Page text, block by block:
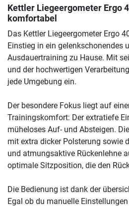
Kettler Liegeergometer Ergo
komfortabel
Das Kettler Liegeergometer Ergo
Einstieg in ein gelenkschonendes
Ausdauertraining zu Hause. Mit
und der hochwertigen
jede Umgebung ein.
Der besondere Fokus liegt auf
Trainingskomfort: Der extratiefe
müheloses Auf- und Absteigen.
mit extra dicker Polsterung sowie
und atmungsaktive Rückenlehne
optimale Sitzposition, die den
Die Bedienung ist dank der
Egal ob du manuelle